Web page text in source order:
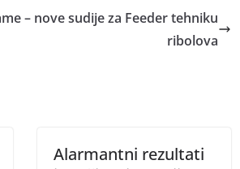
– nove sudije za Feeder tehniku
ribolova
Alarmantni rezultati